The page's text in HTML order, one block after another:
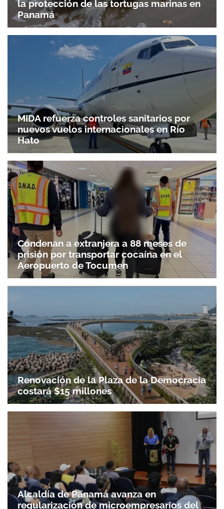
la protección de las tortugas marinas en
Panamá
MIDA refuerza controles sanitarios por
nuevos vuelos internacionales en Río
Hato
Condenan a extranjera a 88 meses de
prisión por transportar cocaína en el
Aeropuerto de Tocumen
Renovación de la Plaza de la Democracia
costará $15 millones
Alcaldía de Panamá avanza en
regularización de microempresarios del